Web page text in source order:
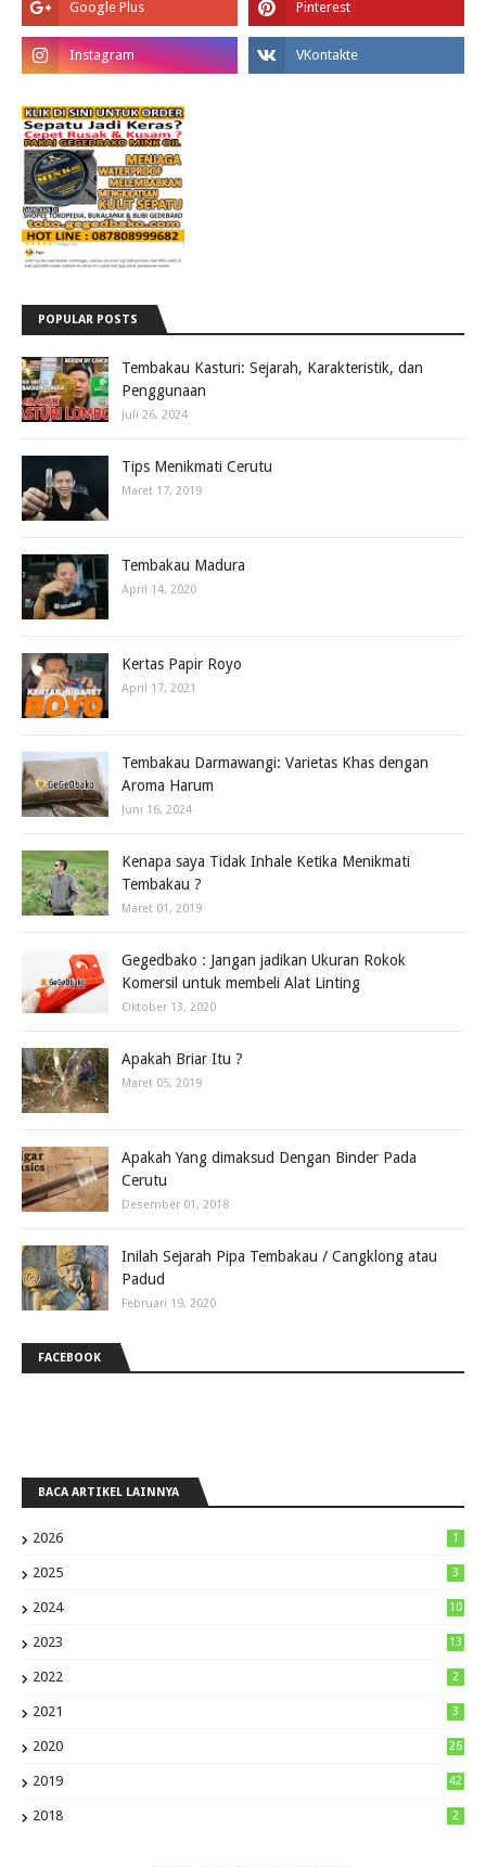
POPULAR POSTS
Tembakau Kasturi: Sejarah, Karakteristik, dan
Penggunaan
Juli 26, 2024
Tips Menikmati Cerutu
Maret 17, 2019
Tembakau Madura
April 14, 2020
Kertas Papir Royo
April 17, 2021
Tembakau Darmawangi: Varietas Khas dengan
Aroma Harum
Juni 16, 2024
Kenapa saya Tidak Inhale Ketika Menikmati
Tembakau ?
Maret 01, 2019
Gegedbako : Jangan jadikan Ukuran Rokok
Komersil untuk membeli Alat Linting
Oktober 13, 2020
Apakah Briar Itu ?
Maret 05, 2019
Apakah Yang dimaksud Dengan Binder Pada
Cerutu
Desember 01, 2018
Inilah Sejarah Pipa Tembakau / Cangklong atau
Padud
Februari 19, 2020
FACEBOOK
BACA ARTIKEL LAINNYA
2026 1
2025 3
2024 10
2023 13
2022 2
2021 3
2020 26
2019 42
2018 2